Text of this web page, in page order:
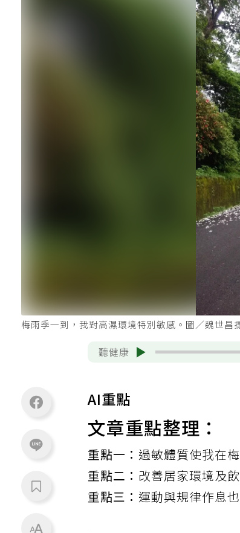
梅雨季一到，我對高濕環境特別敏感。圖／魏世昌
聽健康
AI重點
文章重點整理：
重點一： 過敏體質使我在
重點二： 改善居家環境及
重點三： 運動與規律作息